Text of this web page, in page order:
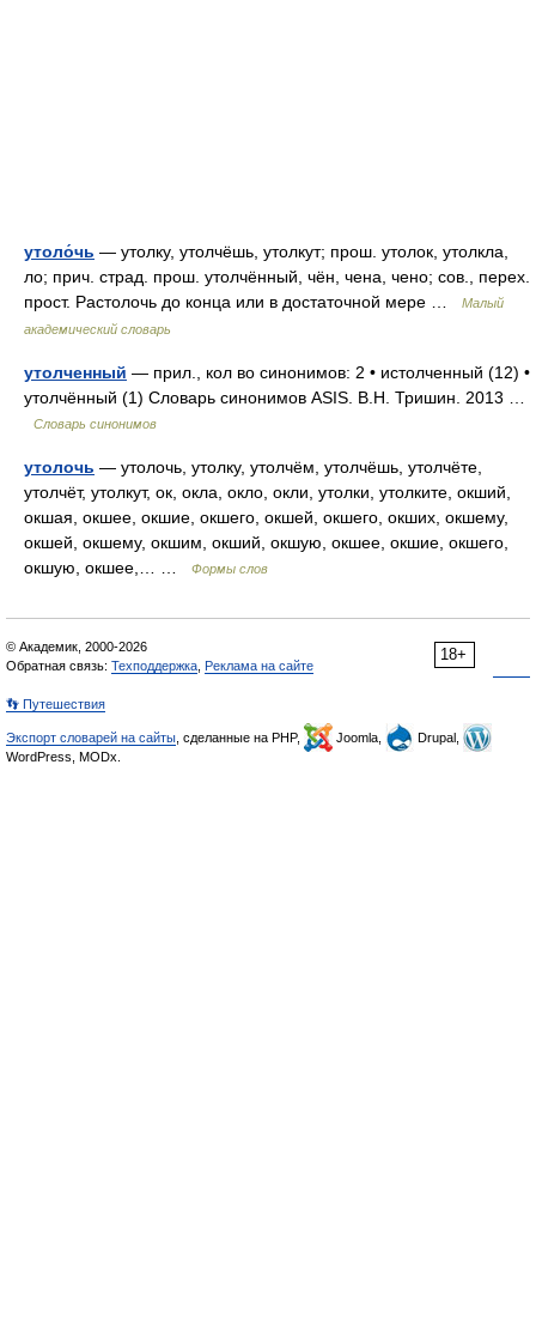
утоло́чь — утолку, утолчёшь, утолкут; прош. утолок, утолкла,
ло; прич. страд. прош. утолчённый, чён, чена, чено; сов., перех.
прост. Растолочь до конца или в достаточной мере …
Малый
академический словарь
утолченный — прил., кол во синонимов: 2 • истолченный (12) •
утолчённый (1) Словарь синонимов ASIS. В.Н. Тришин. 2013 …
Словарь синонимов
утолочь — утолочь, утолку, утолчём, утолчёшь, утолчёте,
утолчёт, утолкут, ок, окла, окло, окли, утолки, утолките, окший,
окшая, окшее, окшие, окшего, окшей, окшего, окших, окшему,
окшей, окшему, окшим, окший, окшую, окшее, окшие, окшего,
окшую, окшее,… …
Формы слов
18+
© Академик, 2000-2026
Обратная связь: Техподдержка Реклама на сайте
👣 Путешествия
Экспорт словарей на сайты , сделанные на PHP, Joomla,
Drupal,
WordPress, MODx.